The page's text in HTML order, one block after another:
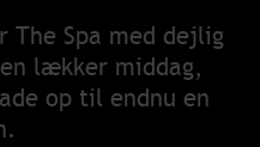
The Spa med dejlig
lækker middag,
op til endnu en